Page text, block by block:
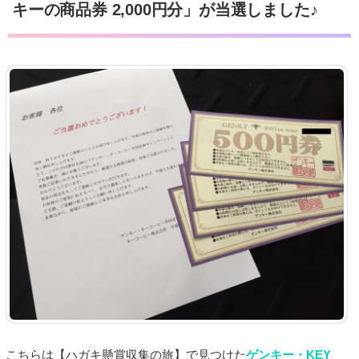
キーの商品券 2,000円分」が当選しました♪
こちらは【ハガキ懸賞収集の旅】で見つけたゲンキー・KEY